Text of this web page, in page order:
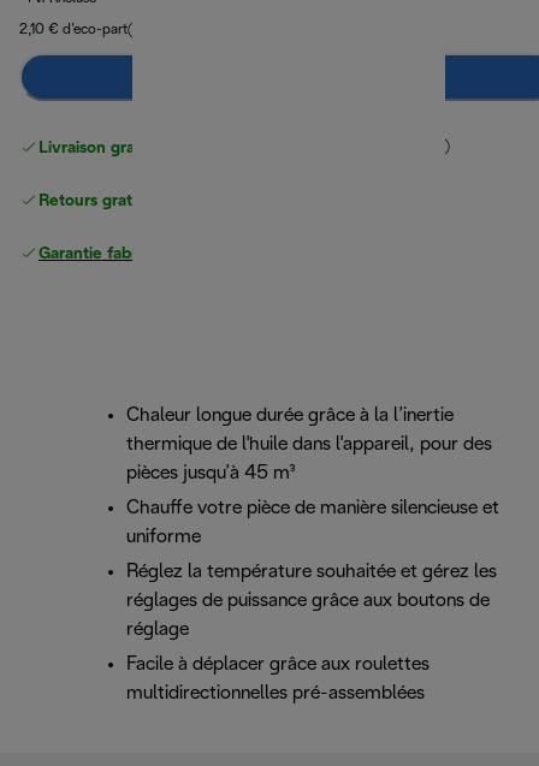
2,10 € d’eco-part
Livraison gratuite standard
Retours gratuits
Garantie fabricant complète
Chaleur longue durée grâce à la l’inertie
thermique de l'huile dans l'appareil, pour des
pièces jusqu’à 45 m³
Chauffe votre pièce de manière silencieuse et
uniforme
Réglez la température souhaitée et gérez les
réglages de puissance grâce aux boutons de
réglage
Facile à déplacer grâce aux roulettes
multidirectionnelles pré-assemblées